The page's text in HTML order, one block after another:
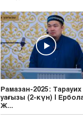
Рамазан-2025: Тарауих
уағызы (2-күн) |
Ж...